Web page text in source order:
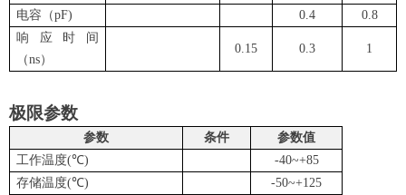
电容（pF) 0.4
0.8
响应 时间
（ns）
0.15 0.3 1
极限参数
参数 条件
参数值
工作温度(℃)
-40~+85
存储温度(℃) -50~+125